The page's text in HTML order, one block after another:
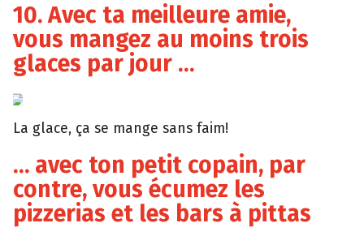
10. Avec ta meilleure amie,
vous mangez au moins trois
glaces par jour …
Favim
La glace, ça se mange sans faim!
… avec ton petit copain, par
contre, vous écumez les
pizzerias et les bars à pittas